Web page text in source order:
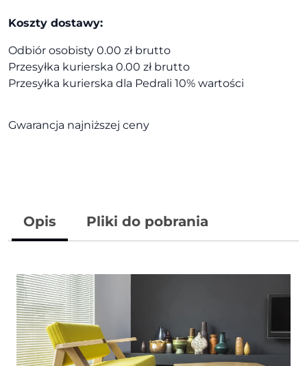
Koszty dostawy:
Odbiór osobisty 0.00 zł brutto
Przesyłka kurierska 0.00 zł brutto
Przesyłka kurierska dla Pedrali 10% wartości
Gwarancja najniższej ceny
Opis Pliki do pobrania